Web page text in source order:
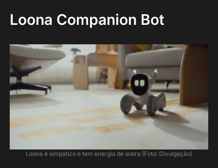
Loona Companion Bot
Loona é simpático e tem energia de sobra (Foto: Divulgação)